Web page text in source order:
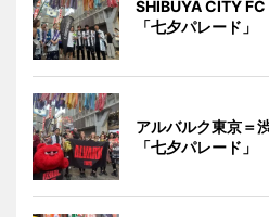
SHIBUYA CITY
「七夕パレード」
アルバルク東京＝
「七夕パレード」